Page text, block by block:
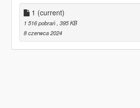
1 (current)
1 516 pobrań , 395 KB
8 czerwca 2024